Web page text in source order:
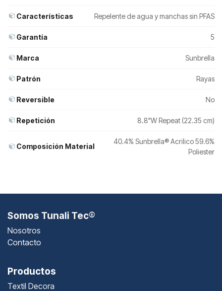
Características Repelente de agua y manchas sin PFAS
Garantía 5
Marca Sunbrella
Patrón Rayas
Reversible No
Repetición 8.8"W Repeat (22.35 cm)
Composición Material
40.4% Sunbrella® Acrilico 59.6%
Poliester
Somos Tunali Tec®
Nosotros
Contacto
Productos
Textil Decora